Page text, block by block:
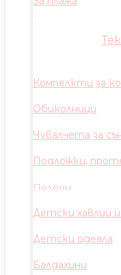
Компелкти за
Обиколници
Чувалчета за
Подложки,
Пелени
Детски хавлии
Детски одеяла
Балдахини